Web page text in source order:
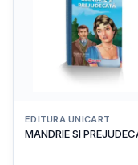
EDITURA UNICART
MANDRIE SI